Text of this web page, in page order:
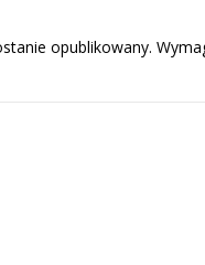
opublikowany.